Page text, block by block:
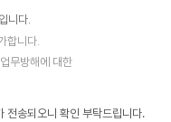
니다.
합니다.
무방해에 대한
전송되오니 확인 부탁드립니다.